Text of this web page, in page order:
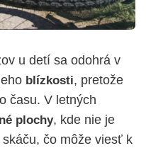
u detí sa odohrá v
blízkosti, pretože
času. V letných
plochy, kde nie je
čo môže viesť k